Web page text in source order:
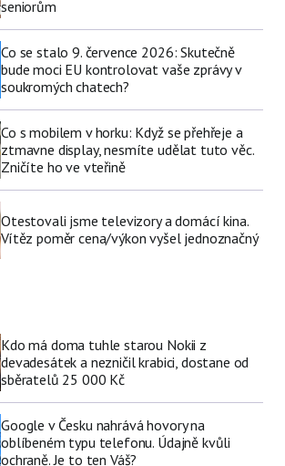
seniorům
Co se stalo 9. července 2026: Skutečně
bude moci EU kontrolovat vaše zprávy v
soukromých chatech?
Co s mobilem v horku: Když se přehřeje a
ztmavne display, nesmíte udělat tuto věc.
Zničíte ho ve vteřině
Otestovali jsme televizory a domácí kina.
Vítěz poměr cena/výkon vyšel jednoznačný
Kdo má doma tuhle starou Nokii z
devadesátek a nezničil krabici, dostane od
sběratelů 25 000 Kč
Google v Česku nahrává hovory na
oblíbeném typu telefonu. Údajně kvůli
ochraně. Je to ten Váš?